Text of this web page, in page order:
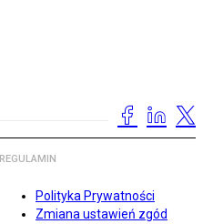
REGULAMIN
Polityka Prywatności
Zmiana ustawień zgód